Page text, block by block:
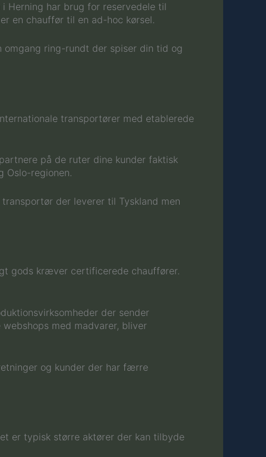
Herning har brug for reservedele til
en chauffør til en ad-hoc kørsel.
ring-rundt der spiser din tid og
transportører med etablerede
på de ruter dine kunder faktisk
Oslo-regionen.
der leverer til Tyskland men
gods kræver certificerede chauffører.
der sender
med madvarer, bliver
og kunder der har færre
er typisk større aktører der kan tilbyde